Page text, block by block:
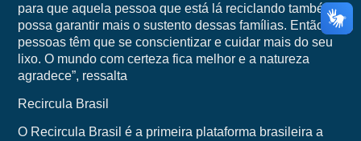
para que aquela pessoa que está lá reciclando também
possa garantir mais o sustento dessas famílias. Então as
pessoas têm que se conscientizar e cuidar mais do seu
lixo. O mundo com certeza fica melhor e a natureza
agradece”, ressalta
Recircula Brasil
O Recircula Brasil é a primeira plataforma brasileira a